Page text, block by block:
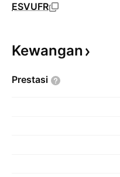
ESVUFR
Kewangan
Prestasi